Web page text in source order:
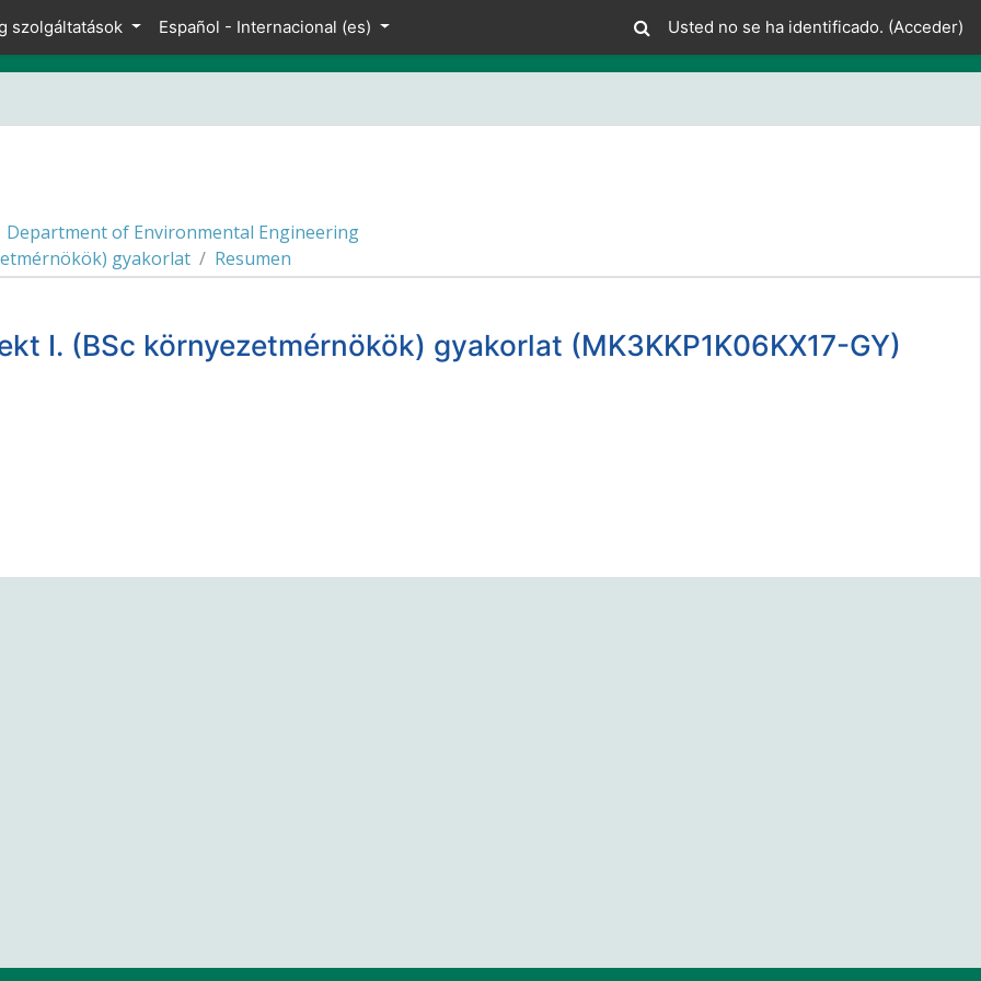
szolgáltatások Español - Internacional ‎(es)‎ Usted no se ha identificado. (Acceder)
Department of Environmental Engineering
gyakorlat
Resumen
I. (BSc környezetmérnökök) gyakorlat (MK3KKP1K06KX17-GY)